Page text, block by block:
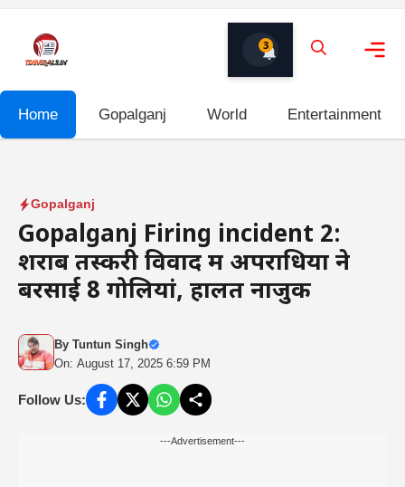
content
3
Home Gopalganj World Entertainment
Gopalganj
Gopalganj Firing incident 2:
शराब तस्करी विवाद में अपराधियों ने
बरसाई 8 गोलियां, हालत नाजुक
By Tuntun Singh
On: August 17, 2025 6:59 PM
Follow Us:
---Advertisement---